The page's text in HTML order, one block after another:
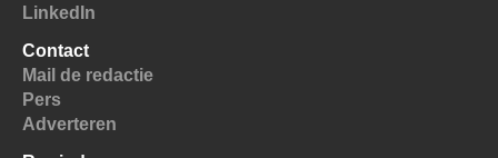
LinkedIn
Contact
Mail de redactie
Pers
Adverteren